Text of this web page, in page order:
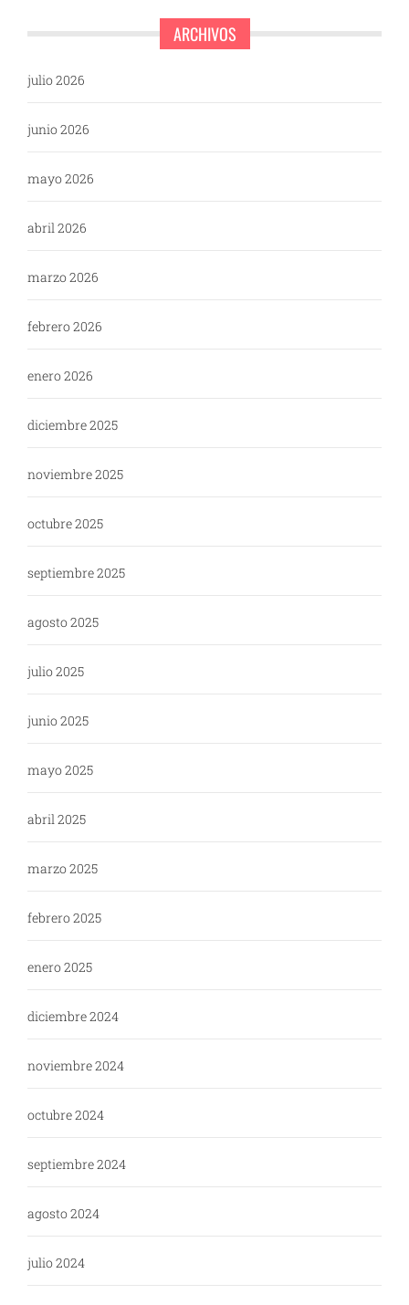
ARCHIVOS
julio 2026
junio 2026
mayo 2026
abril 2026
marzo 2026
febrero 2026
enero 2026
diciembre 2025
noviembre 2025
octubre 2025
septiembre 2025
agosto 2025
julio 2025
junio 2025
mayo 2025
abril 2025
marzo 2025
febrero 2025
enero 2025
diciembre 2024
noviembre 2024
octubre 2024
septiembre 2024
agosto 2024
julio 2024